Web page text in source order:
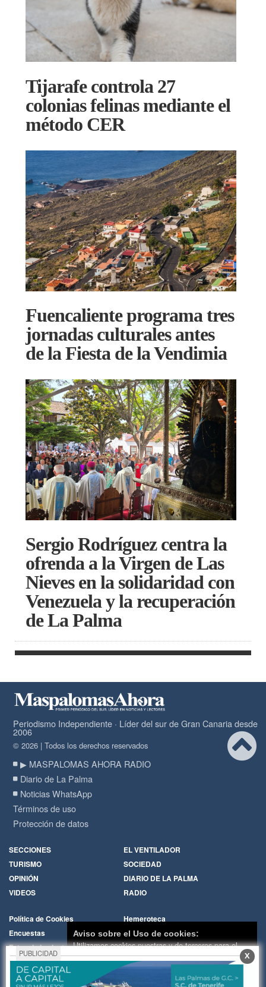
Tijarafe controla 27
colonias felinas mediante el
método CER
Fuencaliente programa tres
jornadas culturales antes
de la Fiesta de la Vendimia
Sergio Rodríguez centra la
ofrenda a la Virgen de Las
Nieves en la solidaridad con
Venezuela y la recuperación
de La Palma
Periodismo Independiente · Líder del sur de Gran Canaria desde
2006
© 2026 | Todos los derechos reservados
▶ MASPALOMAS AHORA RADIO
Diario de La Palma
Noticias WhatsApp
Términos de uso
Protección de datos
SECCIONES
EL VENTILADOR
TURISMO
SOCIEDAD
OPINIÓN
DIARIO DE LA PALMA
VIDEOS
RADIO
Política de Cookies
Hemeroteca
Encuestas
Cartas de los lectores
Fotos de los lectores
Galerías de imágenes
Temas de actualidad
Principios Editoriales
Nosotros
PUBLICIDAD X
Aviso sobre el Uso de cookies:
Utilizamos cookies nuestras y de terceros para el
funcionamiento del digital. Puedes consultar la lista
de cookies y como desconectarlas.
Política de Privacidad y Cookies